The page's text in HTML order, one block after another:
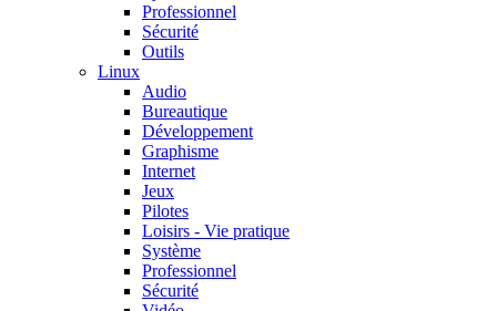
Professionnel
Sécurité
Outils
Linux
Audio
Bureautique
Développement
Graphisme
Internet
Jeux
Pilotes
Loisirs - Vie pratique
Système
Professionnel
Sécurité